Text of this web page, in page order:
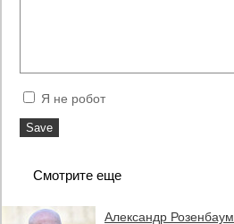
Я не робот
Смотрите еще
Александр Розенбаум